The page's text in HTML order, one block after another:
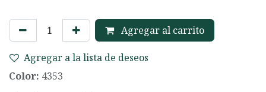
Agregar al carrito
Agregar a la lista de deseos
Color: 4353